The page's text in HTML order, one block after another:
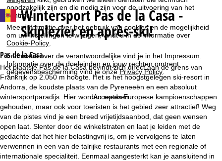
noodzakelijk zijn en die nodig zijn voor de uitvoering van het
contract.
Meer informatie over het gebruik van cookies en de mogelijkheid
om uw instellingen te wijzigen, vindt u in de informatie over
Cookie-Policy
Informatie over de verantwoordelijke vind je in het Impressum
Informatie over de doeleinden en jouw rechten omtrent
gegevensbescherming vind je onzePrivacy Policy.
Accepteren
t
a
r
t
a
g
i
WintersportPas de la Casa -
Skiplezier en après-ski!
Pas de la Casa
Het plaatsje Pas de la Casa bevindt zich direct aan de grens van
Frankrijk op 2.050 m hoogte. Het is het hoogstgelegen ski-resort in
Andorra, de koudste plaats van de Pyreneeën en een absoluut
wintersportparadijs. Hier worden reeds Europese kampioenschappen
gehouden, maar ook voor toeristen is het gebied zeer attractief! Weg
van de pistes vind je een breed vrijetijdsaanbod, dat geen wensen
open laat. Slenter door de winkelstraten en laat je leiden met de
gedachte dat het hier belastingvrij is, om je vervolgens te laten
verwennen in een van de talrijke restaurants met een regionale of
internationale specialiteit. Eenmaal aangesterkt kan je aansluitend in